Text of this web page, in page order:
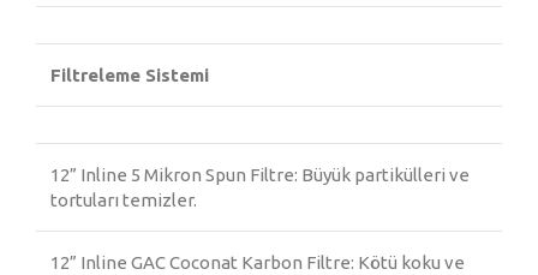
Filtreleme Sistemi
12” Inline 5 Mikron Spun Filtre: Büyük partikülleri ve
tortuları temizler.
12” Inline GAC Coconat Karbon Filtre: Kötü koku ve